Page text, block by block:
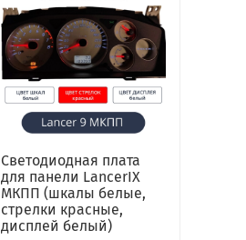
Светодиодная плата
для панели LancerIX
МКПП (шкалы белые,
стрелки красные,
дисплей белый)